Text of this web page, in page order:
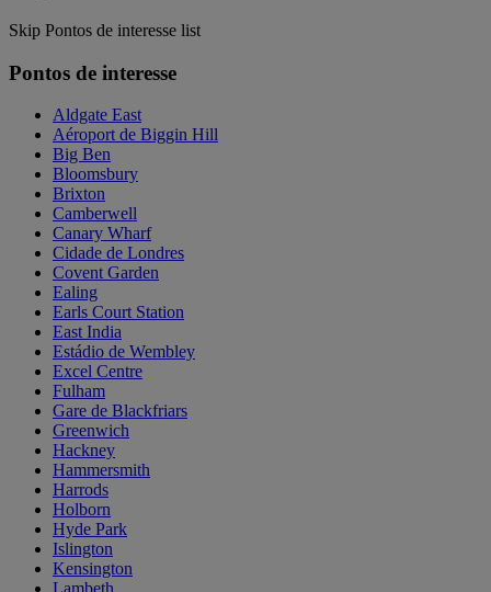
Skip Pontos de interesse list
Pontos de interesse
Aldgate East
Aéroport de Biggin Hill
Big Ben
Bloomsbury
Brixton
Camberwell
Canary Wharf
Cidade de Londres
Covent Garden
Ealing
Earls Court Station
East India
Estádio de Wembley
Excel Centre
Fulham
Gare de Blackfriars
Greenwich
Hackney
Hammersmith
Harrods
Holborn
Hyde Park
Islington
Kensington